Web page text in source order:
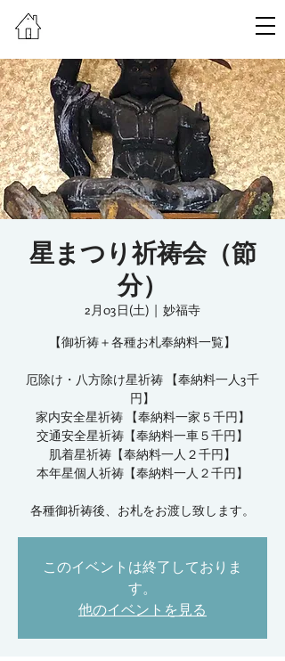
星まつり祈祷会（節
分）
2月03日(土)
  |
妙福寺
【御祈祷＋各種お札奉納料一覧】
厄除け・八方除け星祈祷 【奉納料一人3千
円】
家内安全星祈祷 【奉納料一家５千円】
交通安全星祈祷【奉納料一車５千円】
肌着星祈祷【奉納料一人２千円】
本年星個人祈祷【奉納料一人２千円】
各種御祈祷後、お札をお渡し致します。
このイベントは終了しておりま
す。
他のイベントを見る